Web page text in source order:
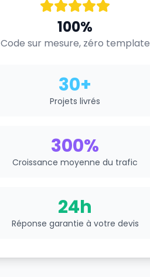
100%
Code sur mesure, zéro template
30+
Projets livrés
300%
Croissance moyenne du trafic
24h
Réponse garantie à votre devis